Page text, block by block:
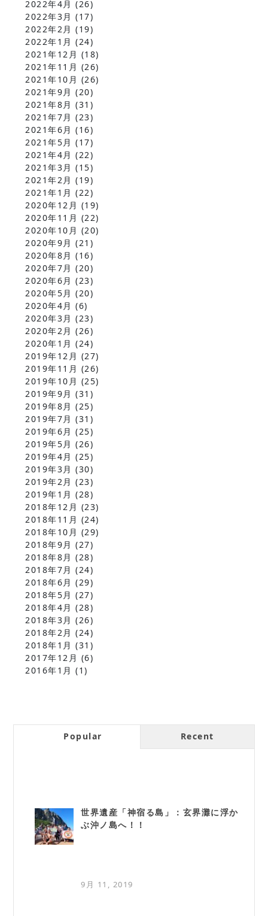
2022年4月 (26)
2022年3月 (17)
2022年2月 (19)
2022年1月 (24)
2021年12月 (18)
2021年11月 (26)
2021年10月 (26)
2021年9月 (20)
2021年8月 (31)
2021年7月 (23)
2021年6月 (16)
2021年5月 (17)
2021年4月 (22)
2021年3月 (15)
2021年2月 (19)
2021年1月 (22)
2020年12月 (19)
2020年11月 (22)
2020年10月 (20)
2020年9月 (21)
2020年8月 (16)
2020年7月 (20)
2020年6月 (23)
2020年5月 (20)
2020年4月 (6)
2020年3月 (23)
2020年2月 (26)
2020年1月 (24)
2019年12月 (27)
2019年11月 (26)
2019年10月 (25)
2019年9月 (31)
2019年8月 (25)
2019年7月 (31)
2019年6月 (25)
2019年5月 (26)
2019年4月 (25)
2019年3月 (30)
2019年2月 (23)
2019年1月 (28)
2018年12月 (23)
2018年11月 (24)
2018年10月 (29)
2018年9月 (27)
2018年8月 (28)
2018年7月 (24)
2018年6月 (29)
2018年5月 (27)
2018年4月 (28)
2018年3月 (26)
2018年2月 (24)
2018年1月 (31)
2017年12月 (6)
2016年1月 (1)
Popular Recent
世界遺産「神宿る島」：玄界灘に浮か
ぶ沖ノ島へ！！
9月 11, 2019